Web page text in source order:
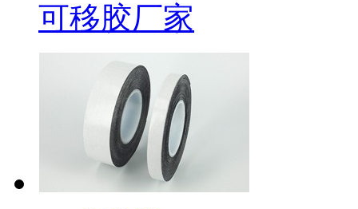
可移胶厂家